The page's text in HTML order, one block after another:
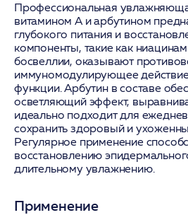
Профессиональная
витамином А и арбутином
глубокого питания и
компоненты, такие как
босвеллии, оказывают
иммуномодулирующее
функции. Арбутин в составе
осветляющий эффект,
идеально подходит для
сохранить здоровый и
Регулярное применение
восстановлению
длительному увлажнению.
Применение